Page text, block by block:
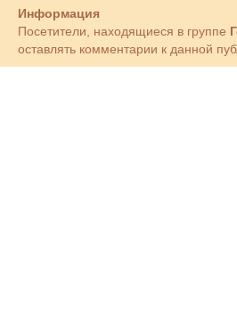
Информация
Посетители, находящиеся в группе
оставлять комментарии к данной